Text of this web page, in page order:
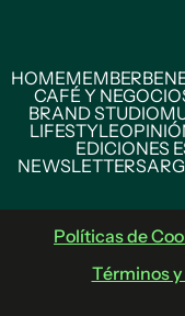
HOMEMEMBER
CAFÉ Y
BRAND STUDIO
LIFESTYLE
EDICIONES
NEWSLETTERS
Políticas de
Términos